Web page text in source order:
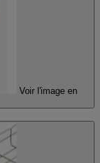
Voir l'image en